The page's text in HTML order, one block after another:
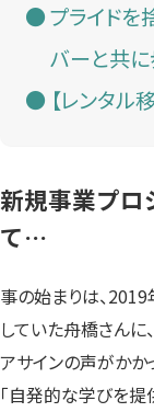
プライドを
バーと共
【レンタル
新規事業プロ
て…
事の始まりは、
していた舟橋さん
アサインの声がかか
「自発的な学びを提